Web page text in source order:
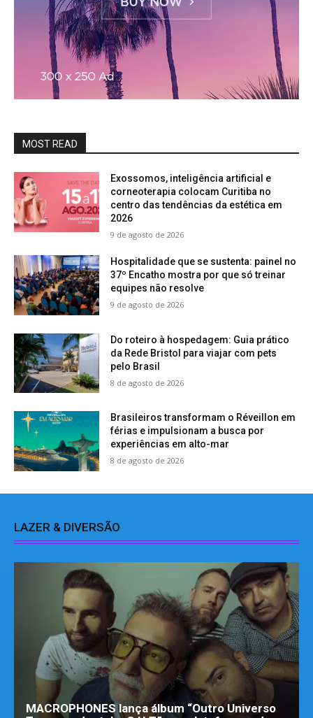
MOST READ
Exossomos, inteligência artificial e
corneoterapia colocam Curitiba no
centro das tendências da estética em
2026
9 de agosto de 2026
Hospitalidade que se sustenta: painel no
37º Encatho mostra por que só treinar
equipes não resolve
9 de agosto de 2026
Do roteiro à hospedagem: Guia prático
da Rede Bristol para viajar com pets
pelo Brasil
8 de agosto de 2026
Brasileiros transformam o Réveillon em
férias e impulsionam a busca por
experiências em alto-mar
8 de agosto de 2026
LAZER & DIVERSÃO
MACROPHONES lança álbum “Outro Universo